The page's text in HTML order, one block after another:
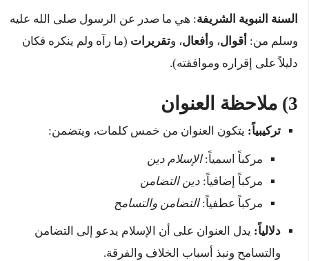
السنة النبوية الشريفة: هي ما صدر عن الرسول صلى الله عليه
وسلم من: أقوال، و أفعال، وتقريرات (ما رآه ولم ينكره فكان
دليلاً على إقراره وموافقته).
3) ملاحظة العنوان
تركيبياً: يتكون العنوان من خمس كلمات، ويتضمن:
مركباً اسمياً:الإسلام دين
مركباً إضافياً: دين التضامن
مركباً عطفياً:التضامن والتسامح
دلالياً: يدل العنوان على أن الإسلام يدعو إلى التضامن
والتسامح ونبذ أسباب الخلاف والفرقة.